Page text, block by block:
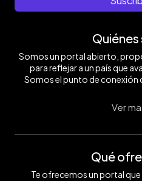
Somos un portal abierto,
para reflejar a un país que
Somos el punto de conexión
Ver
Qué
Te ofrecemos un portal